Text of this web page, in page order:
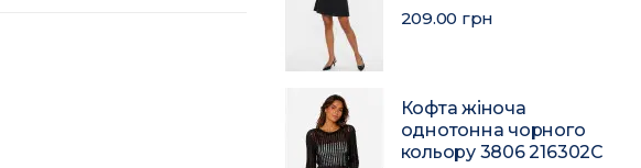
209.00 грн
Кофта жіноча
однотонна чорного
кольору 3806 216302C